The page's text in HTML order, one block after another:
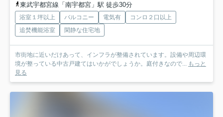
東武宇都宮線「南宇都宮」駅 徒歩30分
浴室１坪以上 バルコニー 電気有
コンロ２口以上
追焚機能浴室
閑静な住宅地
市街地に近いだけあって、インフラが整備されています。設備や周辺環
境が整っている中古戸建てはいかがでしょうか。庭付きなので... もっと
見る